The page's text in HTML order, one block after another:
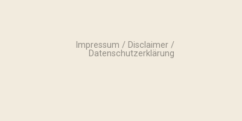
Impressum / Disclaimer /
Datenschutzerklärung